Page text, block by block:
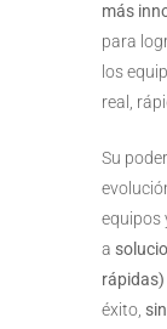
más
para
los
real,
Su
equipos
a
rápidas)
éxito,